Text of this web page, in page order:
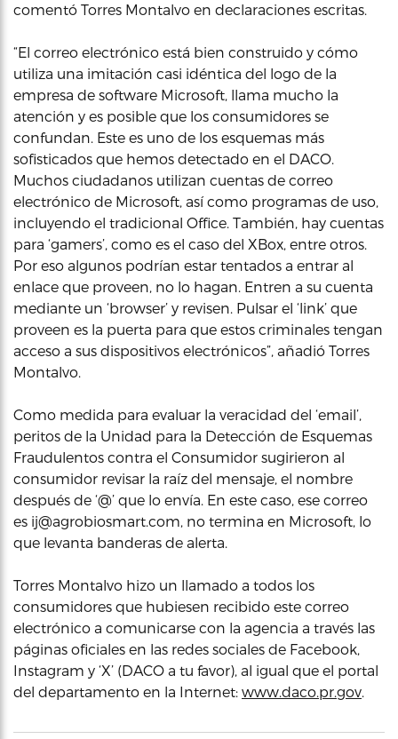
comentó Torres Montalvo en declaraciones escritas.
“El correo electrónico está bien construido y cómo
utiliza una imitación casi idéntica del logo de la
empresa de software Microsoft, llama mucho la
atención y es posible que los consumidores se
confundan. Este es uno de los esquemas más
sofisticados que hemos detectado en el DACO.
Muchos ciudadanos utilizan cuentas de correo
electrónico de Microsoft, así como programas de uso,
incluyendo el tradicional Office. También, hay cuentas
para ‘gamers’, como es el caso del XBox, entre otros.
Por eso algunos podrían estar tentados a entrar al
enlace que proveen, no lo hagan. Entren a su cuenta
mediante un ‘browser’ y revisen. Pulsar el ‘link’ que
proveen es la puerta para que estos criminales tengan
acceso a sus dispositivos electrónicos”, añadió Torres
Montalvo.
Como medida para evaluar la veracidad del ‘email’,
peritos de la Unidad para la Detección de Esquemas
Fraudulentos contra el Consumidor sugirieron al
consumidor revisar la raíz del mensaje, el nombre
después de ‘@’ que lo envía. En este caso, ese correo
es ij@agrobiosmart.com, no termina en Microsoft, lo
que levanta banderas de alerta.
Torres Montalvo hizo un llamado a todos los
consumidores que hubiesen recibido este correo
electrónico a comunicarse con la agencia a través las
páginas oficiales en las redes sociales de Facebook,
Instagram y ‘X’ (DACO a tu favor), al igual que el portal
del departamento en la Internet: www.daco.pr.gov.